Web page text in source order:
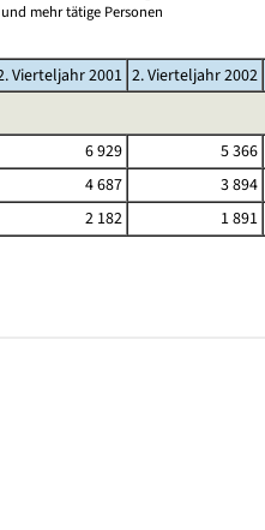
mehr tätige Personen
Vierteljahr 2001 2. Vierteljahr 2002
6 929
5 366
4 687
3 894
2 182 1 891